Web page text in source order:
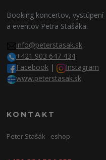
Booking koncertov, vystúpení
a eventov Petra Stašáka.
info@peterstasak.sk
+421 903 647 434
Facebook |
Instagram
www.peterstasak.sk
KONTAKT
Peter Stašák - eshop